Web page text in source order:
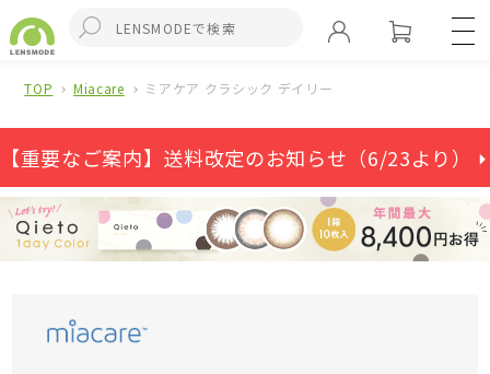
TOP Miacare ミアケア クラシック デイリー
【重要なご案内】送料改定のお知らせ（6/23より） ⏵